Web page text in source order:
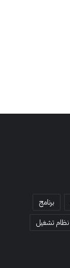
برنامج
نظام تشغيل